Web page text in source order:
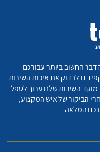
החשוב ביותר עבורכם
לבדוק את איכות השירות
השירות שלנו ערוך לטפל
הביקור של איש המקצוע,
המלאה